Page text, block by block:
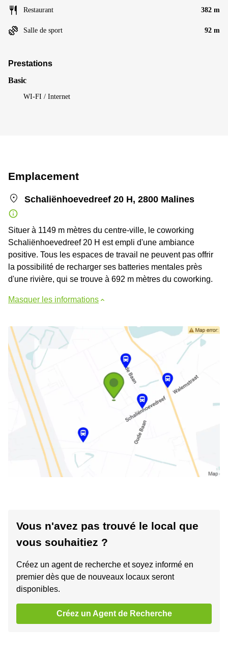
Restaurant 382 m
Salle de sport 92 m
Prestations
Basic
WI-FI / Internet
Emplacement
Schaliënhoevedreef 20 H, 2800 Malines
Situer à 1149 m mètres du centre-ville, le coworking
Schaliënhoevedreef 20 H est empli d'une ambiance
positive. Tous les espaces de travail ne peuvent pas offrir
la possibilité de recharger ses batteries mentales près
d'une rivière, qui se trouve à 692 m mètres du coworking.
Masquer les informations
Vous n'avez pas trouvé le local que
vous souhaitiez ?
Créez un agent de recherche et soyez informé en
premier dès que de nouveaux locaux seront
disponibles.
Créez un Agent de Recherche